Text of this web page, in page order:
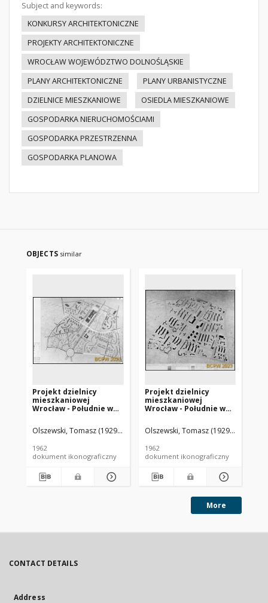
Subject and keywords:
KONKURSY ARCHITEKTONICZNE
PROJEKTY ARCHITEKTONICZNE
WROCŁAW WOJEWÓDZTWO DOLNOŚLĄSKIE
PLANY ARCHITEKTONICZNE
PLANY URBANISTYCZNE
DZIELNICE MIESZKANIOWE
OSIEDLA MIESZKANIOWE
GOSPODARKA NIERUCHOMOŚCIAMI
GOSPODARKA PRZESTRZENNA
GOSPODARKA PLANOWA
OBJECTS similar
Projekt dzielnicy
mieszkaniowej
Wrocław - Południe we
SARP nr 338 : praca nr 7.
Zdj. 2, Plansza
Olszewski, Tomasz (1929- ). Fotograf
1962
dokument ikonograficzny
Projekt dzielnicy
mieszkaniowej
Wrocław - Południe we
SARP nr 338 : praca nr 2.
Zdj. 2, Plansza
etapowanie realizacji w
latach, adaptacje i
użytkowania
Olszewski, Tomasz (1929- ). Fotograf
1962
dokument ikonograficzny
More
CONTACT DETAILS
Address